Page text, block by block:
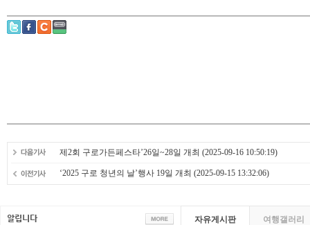
제2회 구로가든페스타’26일~28일 개최 (2025-09-16 10:50:19)
‘2025 구로 청년의 날’행사 19일 개최 (2025-09-15 13:32:06)
자유게시판 여행갤러리